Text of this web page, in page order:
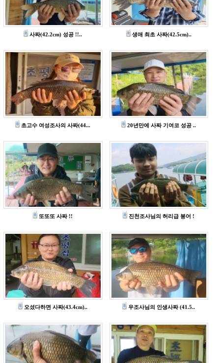
사짜(42.2cm) 성공 !!.. 생애 최초 사짜(42.5cm)..
초고수 여성조사의 사짜(44... 20년만에 사짜 기여코 성공 ..
또또또 사짜 !! 진천조사님의 허리급 붕어 !
오셨다하면 사짜(43.4cm).. 우조사님의 인생사짜 (41.5..